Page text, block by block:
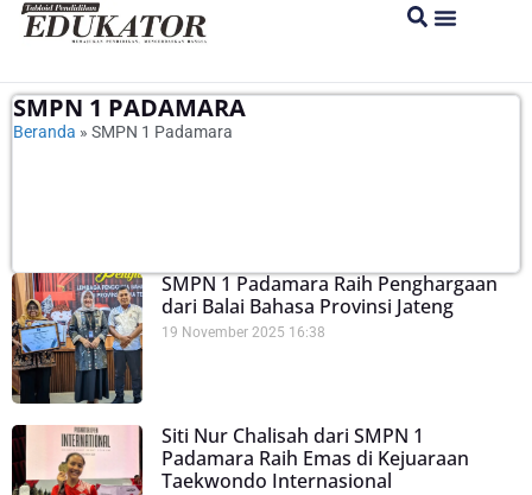
SMPN 1 PADAMARA
Beranda » SMPN 1 Padamara
SMPN 1 Padamara Raih Penghargaan
dari Balai Bahasa Provinsi Jateng
19 November 2025 16:38
Siti Nur Chalisah dari SMPN 1
Padamara Raih Emas di Kejuaraan
Taekwondo Internasional